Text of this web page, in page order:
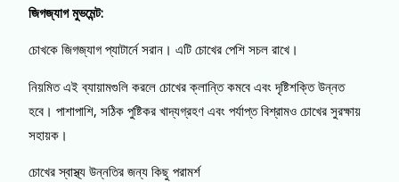
জিগজ্যাগ মুভমেন্ট:
চোখকে জিগজ্যাগ প্যাটার্নে সরান। এটি চোখের পেশি সচল রাখে।
নিয়মিত এই ব্যায়ামগুলি করলে চোখের ক্লান্তি কমবে এবং দৃষ্টিশক্তি উন্নত
হবে। পাশাপাশি, সঠিক পুষ্টিকর খাদ্যগ্রহণ এবং পর্যাপ্ত বিশ্রামও চোখের সুরক্ষায়
সহায়ক।
চোখের স্বাস্থ্য উন্নতির জন্য কিছু পরামর্শ